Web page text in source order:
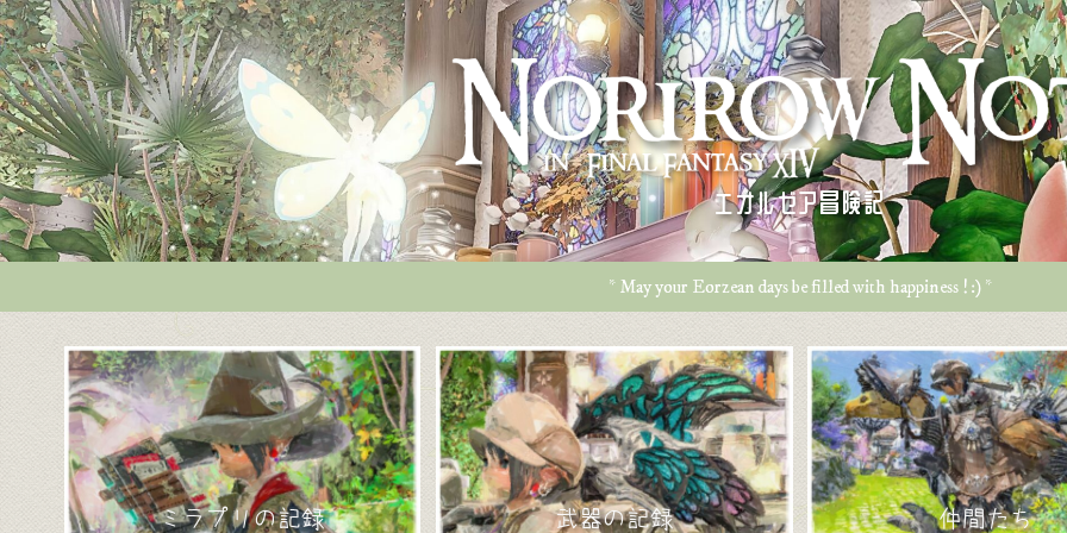
エオルゼア冒険記
* May your Eorzean days be filled with happiness ! :) *
ミラプリの記録 武器の記録 仲間たち